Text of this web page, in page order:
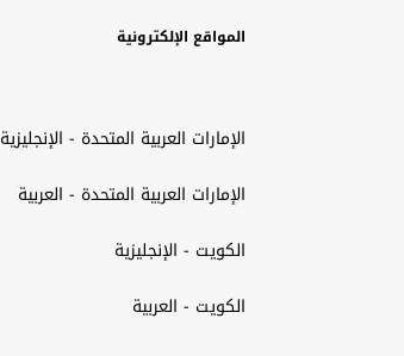
المواقع الإلكترونية
الإمارات العربية المتحدة - الإنجليزية
الإمارات العربية المتحدة - العربية
الكويت - الإنجليزية
الكويت - العربية